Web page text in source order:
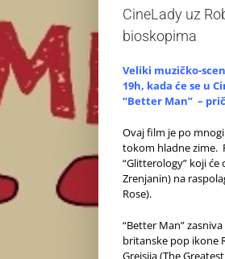
CineLady uz
bioskopima
Veliki muzičko-
19h, kada će se u
“Better Man” –
Ovaj film je po
tokom hladne zime.
“Glitterology” koji
Zrenjanin) na
Rose).
“Better Man”
britanske pop ikone
Grejsija (The